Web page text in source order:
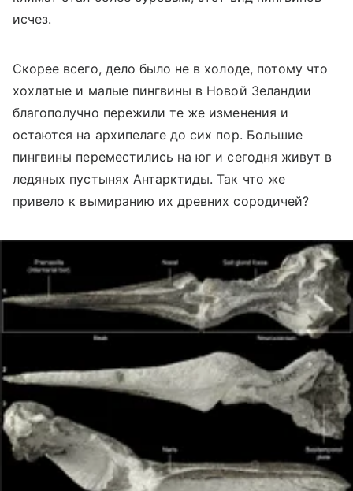
исчез.
Скорее всего, дело было не в холоде, потому что
хохлатые и малые пингвины в Новой Зеландии
благополучно пережили те же изменения и
остаются на архипелаге до сих пор. Большие
пингвины переместились на юг и сегодня живут в
ледяных пустынях Антарктиды. Так что же
привело к вымиранию их древних сородичей?